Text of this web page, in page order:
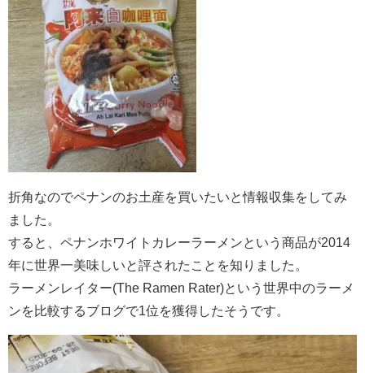
折角なのでペナンのお土産を買いたいと情報収集をしてみ
ました。
すると、ペナンホワイトカレーラーメンという商品が2014
年に世界一美味しいと評されたことを知りました。
ラーメンレイター(The Ramen Rater)という世界中のラーメ
ンを比較するブログで1位を獲得したそうです。